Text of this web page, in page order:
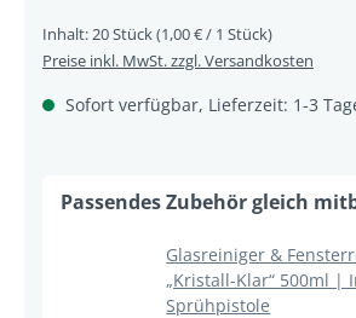
Inhalt: 20 Stück(1,00 € / 1 Stück)
Preise inkl. MwSt. zzgl. Versandkosten
Sofort verfügbar, Lieferzeit: 1-3
Glasreiniger &
„Kristall-Klar“ 500ml |
Sprühpistole